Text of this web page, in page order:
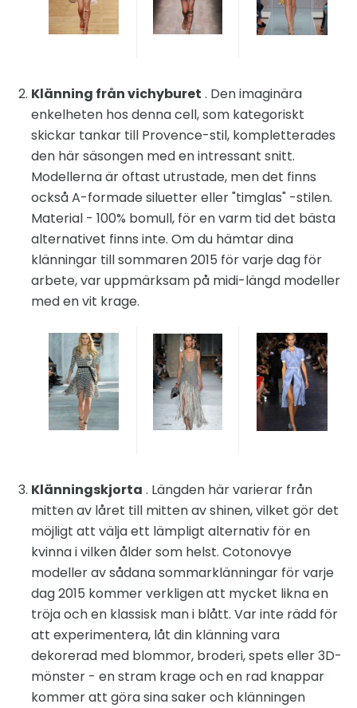
Klänning från vichyburet . Den imaginära
enkelheten hos denna cell, som kategoriskt
skickar tankar till Provence-stil, kompletterades
den här säsongen med en intressant snitt.
Modellerna är oftast utrustade, men det finns
också A-formade siluetter eller "timglas" -stilen.
Material - 100% bomull, för en varm tid det bästa
alternativet finns inte. Om du hämtar dina
klänningar till sommaren 2015 för varje dag för
arbete, var uppmärksam på midi-längd modeller
med en vit krage.
Klänningskjorta . Längden här varierar från
mitten av låret till mitten av shinen, vilket gör det
möjligt att välja ett lämpligt alternativ för en
kvinna i vilken ålder som helst. Cotonovye
modeller av sådana sommarklänningar för varje
dag 2015 kommer verkligen att mycket likna en
tröja och en klassisk man i blått. Var inte rädd för
att experimentera, låt din klänning vara
dekorerad med blommor, broderi, spets eller 3D-
mönster - en stram krage och en rad knappar
kommer att göra sina saker och klänningen